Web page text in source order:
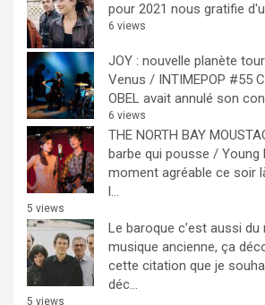
pour 2021 nous gratifie
6 views
JOY : nouvelle planète
Venus / INTIMEPOP #55
OBEL avait annulé son
6 views
THE NORTH BAY
barbe qui pousse / Young
moment agréable ce soir
l...
5 views
Le baroque c’est aussi
musique ancienne, ça
cette citation que je
déc...
5 views